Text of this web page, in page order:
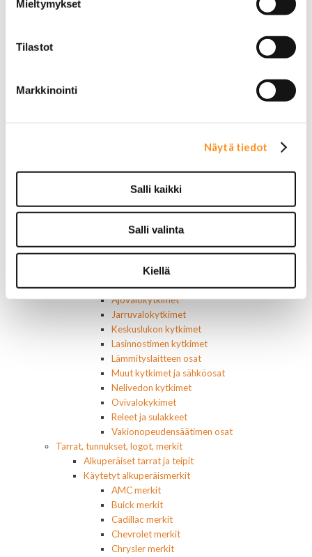
Mieltymykset
Tilastot
Markkinointi
Näytä tiedot
Salli kaikki
Salli valinta
Kiellä
Sähköosat
Kennot
Käyttöpaneelit / kytkimet
Ilmastoinnin osat
Ohjainlaitteet
Startit ja startin osat
Starttimoottorin osat
Sähköosat
Ajovalokytkimet
Jarruvalokytkimet
Keskuslukon kytkimet
Lasinnostimen kytkimet
Lämmityslaitteen osat
Muut kytkimet ja sähköosat
Nelivedon kytkimet
Ovivalokykimet
Releet ja sulakkeet
Vakionopeudensäätimen osat
Tarrat, tunnukset, logot, merkit
Alkuperäiset tarrat ja teipit
Käytetyt alkuperäismerkit
AMC merkit
Buick merkit
Cadillac merkit
Chevrolet merkit
Chrysler merkit